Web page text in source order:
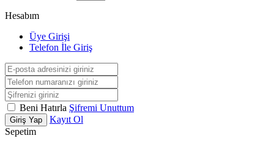
Hesabım
Üye Girişi
Telefon İle Giriş
Beni Hatırla Şifremi Unuttum
Giriş Yap
Kayıt Ol
Sepetim